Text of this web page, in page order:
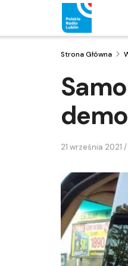
Strona Główna
21 września 2021